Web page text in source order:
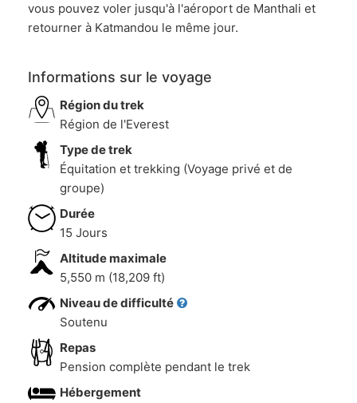
vous pouvez voler jusqu'à l'aéroport de Manthali et
retourner à Katmandou le même jour.
Informations sur le voyage
Région du trek
Région de l'Everest
Type de trek
Équitation et trekking (Voyage privé et de
groupe)
Durée
15 Jours
Altitude maximale
5,550 m (18,209 ft)
Niveau de difficulté
Soutenu
Repas
Pension complète pendant le trek
Hébergement